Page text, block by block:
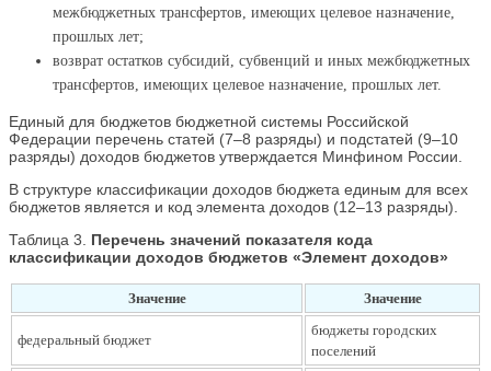
межбюджетных трансфертов, имеющих целевое назначение,
прошлых лет;
возврат остатков субсидий, субвенций и иных межбюджетных
трансфертов, имеющих целевое назначение, прошлых лет.
Единый для бюджетов бюджетной системы Российской
Федерации перечень статей (7–8 разряды) и подстатей (9–10
разряды) доходов бюджетов утверждается Минфином России.
В структуре классификации доходов бюджета единым для всех
бюджетов является и код элемента доходов (12–13 разряды).
Таблица 3. Перечень значений показателя кода
классификации доходов бюджетов «Элемент доходов»
Значение Значение
федеральный бюджет
бюджеты городских
поселений